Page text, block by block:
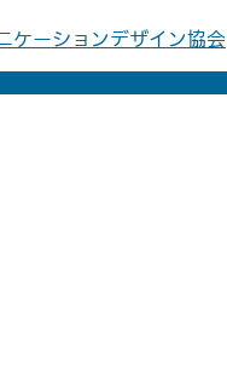
ケーションデザイン協会